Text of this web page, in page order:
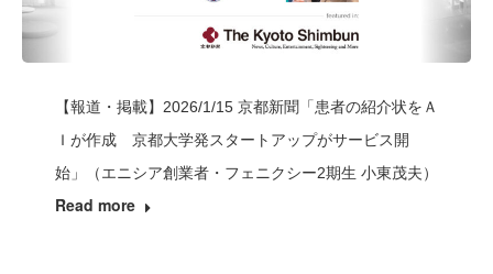
【報道・掲載】2026/1/15 京都新聞「患者の紹介状をＡ
Ｉが作成 京都大学発スタートアップがサービス開
始」（エニシア創業者・フェニクシー2期生 小東茂夫）
Read more